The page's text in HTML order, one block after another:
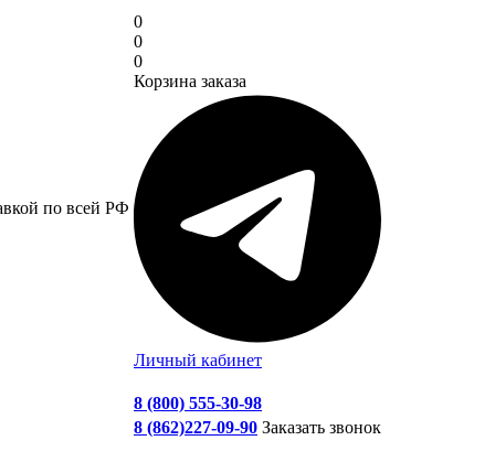
по всей РФ
0
0
0
Корзина заказа
Личный кабинет
8 (800) 555-30-98
8 (862)227-09-90 Заказать звонок